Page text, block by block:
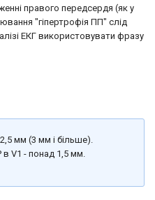
правого передсердя (як у
"гіпертрофія ПП" слід
ЕКГ використовувати фразу
мм (3 мм і більше).
V1 - понад 1,5 мм.